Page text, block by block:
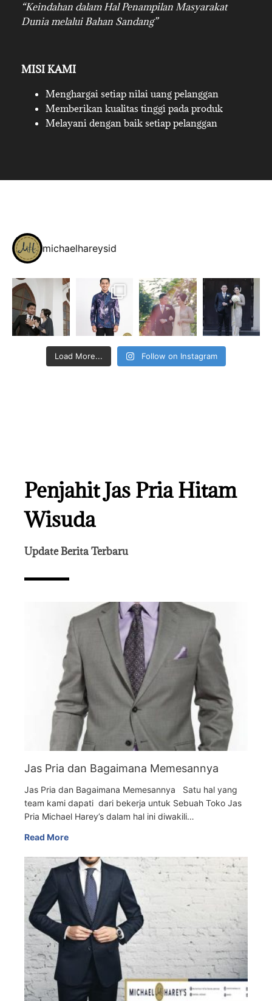
“Keindahan dalam Hal Penampilan Masyarakat
Dunia melalui Bahan Sandang”
MISI KAMI
Menghargai setiap nilai uang pelanggan
Memberikan kualitas tinggi pada produk
Melayani dengan baik setiap pelanggan
michaelhareysid
Load More... Follow on Instagram
Penjahit Jas Pria Hitam
Wisuda
Update Berita Terbaru
Jas Pria dan Bagaimana Memesannya
Jas Pria dan Bagaimana Memesannya Satu hal yang
team kami dapati dari bekerja untuk Sebuah Toko Jas
Pria Michael Harey’s dalam hal ini diwakili…
Read More